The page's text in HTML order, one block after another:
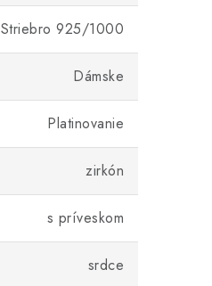
Striebro 925/1000
Dámske
Platinovanie
zirkón
s príveskom
srdce